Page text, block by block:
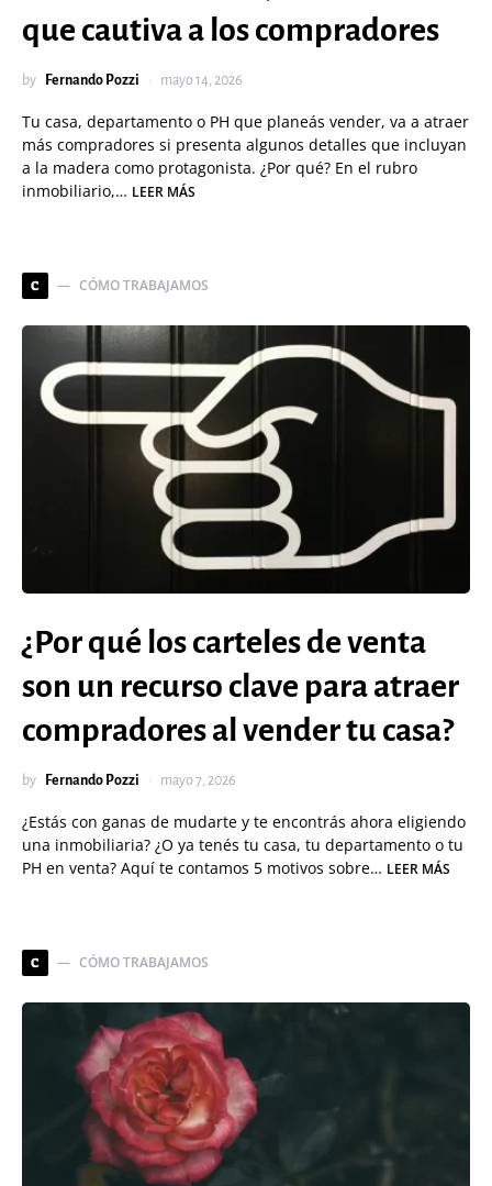
que cautiva a los compradores
by Fernando Pozzi mayo 14, 2026
Tu casa, departamento o PH que planeás vender, va a atraer
más compradores si presenta algunos detalles que incluyan
a la madera como protagonista. ¿Por qué? En el rubro
inmobiliario,… LEER MÁS
C CÓMO TRABAJAMOS
¿Por qué los carteles de venta
son un recurso clave para atraer
compradores al vender tu casa?
by Fernando Pozzi mayo 7, 2026
¿Estás con ganas de mudarte y te encontrás ahora eligiendo
una inmobiliaria? ¿O ya tenés tu casa, tu departamento o tu
PH en venta? Aquí te contamos 5 motivos sobre… LEER MÁS
C CÓMO TRABAJAMOS